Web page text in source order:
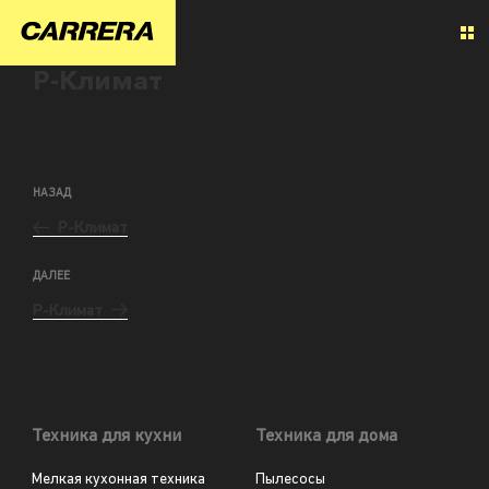
НАЗАД
ДАЛЕЕ
Техника для кухни
Мелкая кухонная техника
Техника для дома
Пылесосы